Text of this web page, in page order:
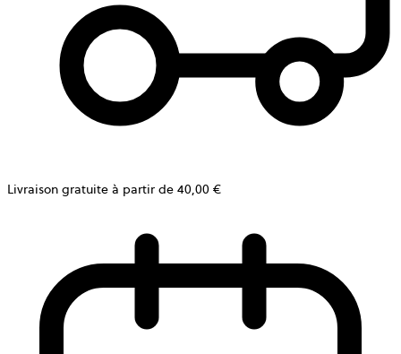
Livraison gratuite à partir de 40,00 €